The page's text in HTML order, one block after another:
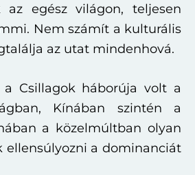
egész világon, teljesen
Nem számít a kulturális
az utat mindenhová.
Csillagok háborúja volt a
Kínában szintén a
a közelmúltban olyan
a dominanciát